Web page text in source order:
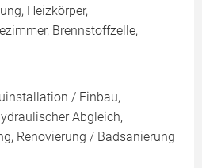
Heizkörper,
Brennstoffzelle,
/ Einbau,
Abgleich,
Renovierung / Badsanierung